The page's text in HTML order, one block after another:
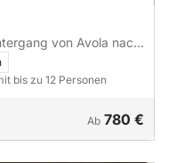
von Avola nach
bis zu 12 Personen
Ab 780 €